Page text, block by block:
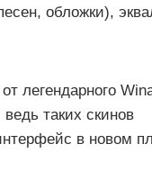
обложки),
легендарного
таких скинов
в новом